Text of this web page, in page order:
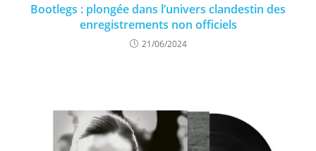
Bootlegs : plongée dans l’univers clandestin des
enregistrements non officiels
21/06/2024